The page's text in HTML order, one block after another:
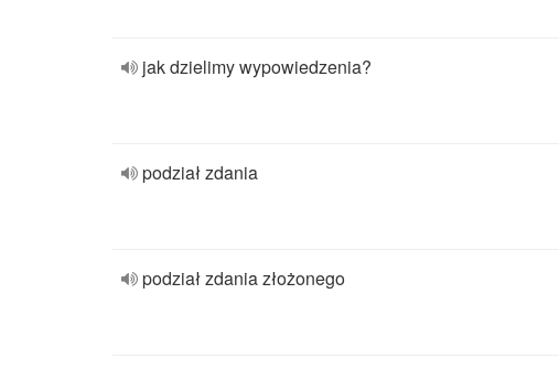
jak dzielimy wypowiedzenia?
podział zdania
podział zdania złożonego